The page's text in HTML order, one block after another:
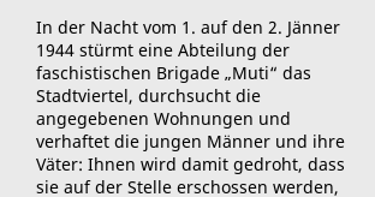
In der Nacht vom 1. auf den 2. Jänner
1944 stürmt eine Abteilung der
faschistischen Brigade „Muti“ das
Stadtviertel, durchsucht die
angegebenen Wohnungen und
verhaftet die jungen Männer und ihre
Väter: Ihnen wird damit gedroht, dass
sie auf der Stelle erschossen werden,